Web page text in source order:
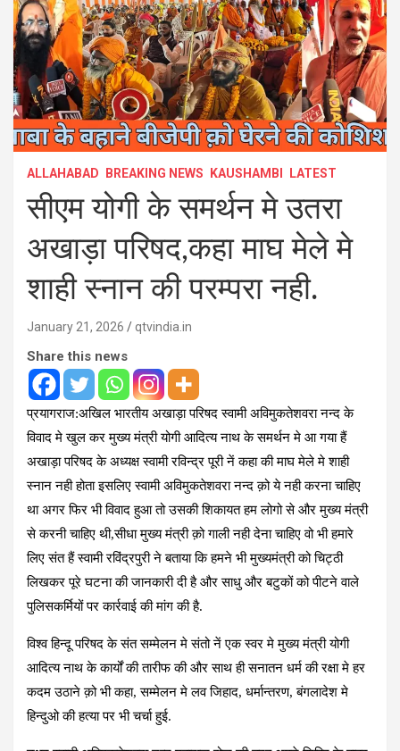
ALLAHABAD BREAKING NEWS KAUSHAMBI LATEST
सीएम योगी के समर्थन मे उतरा
अखाड़ा परिषद,कहा माघ मेले मे
शाही स्नान की परम्परा नही.
January 21, 2026 qtvindia.in
Share this news
प्रयागराज:अखिल भारतीय अखाड़ा परिषद स्वामी अविमुकतेशवरा नन्द के
विवाद मे खुल कर मुख्य मंत्री योगी आदित्य नाथ के समर्थन मे आ गया हैं
अखाड़ा परिषद के अध्यक्ष स्वामी रविन्द्र पूरी नें कहा की माघ मेले मे शाही
स्नान नही होता इसलिए स्वामी अविमुकतेशवरा नन्द क़ो ये नही करना चाहिए
था अगर फिर भी विवाद हुआ तो उसकी शिकायत हम लोगो से और मुख्य मंत्री
से करनी चाहिए थी,सीधा मुख्य मंत्री क़ो गाली नही देना चाहिए वो भी हमारे
लिए संत हैं स्वामी रविंद्रपुरी ने बताया कि हमने भी मुख्यमंत्री को चिट्ठी
लिखकर पूरे घटना की जानकारी दी है और साधु और बटुकों को पीटने वाले
पुलिसकर्मियों पर कार्रवाई की मांग की है.
विश्व हिन्दू परिषद के संत सम्मेलन मे संतो नें एक स्वर मे मुख्य मंत्री योगी
आदित्य नाथ के कार्यों की तारीफ की और साथ ही सनातन धर्म की रक्षा मे हर
कदम उठाने क़ो भी कहा, सम्मेलन मे लव जिहाद, धर्मान्तरण, बंगलादेश मे
हिन्दुओ की हत्या पर भी चर्चा हुई.